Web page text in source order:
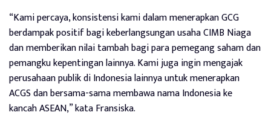
“Kami percaya, konsistensi kami dalam menerapkan GCG
berdampak positif bagi keberlangsungan usaha CIMB Niaga
dan memberikan nilai tambah bagi para pemegang saham dan
pemangku kepentingan lainnya. Kami juga ingin mengajak
perusahaan publik di Indonesia lainnya untuk menerapkan
ACGS dan bersama-sama membawa nama Indonesia ke
kancah ASEAN,” kata Fransiska.